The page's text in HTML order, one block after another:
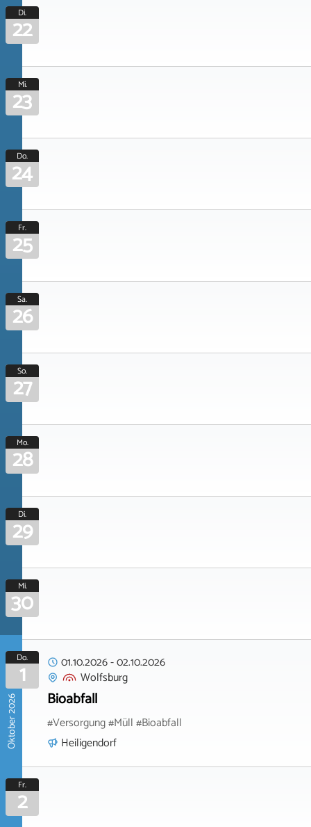
Di.
22
Mi.
23
Do.
24
Fr.
25
Sa.
26
So.
27
Mo.
28
Di.
29
Mi.
30
Oktober 2026
Do.
1 01.10.2026-02.10.2026
Wolfsburg
Bioabfall
#Versorgung #Müll #Bioabfall
Heiligendorf
Fr.
2